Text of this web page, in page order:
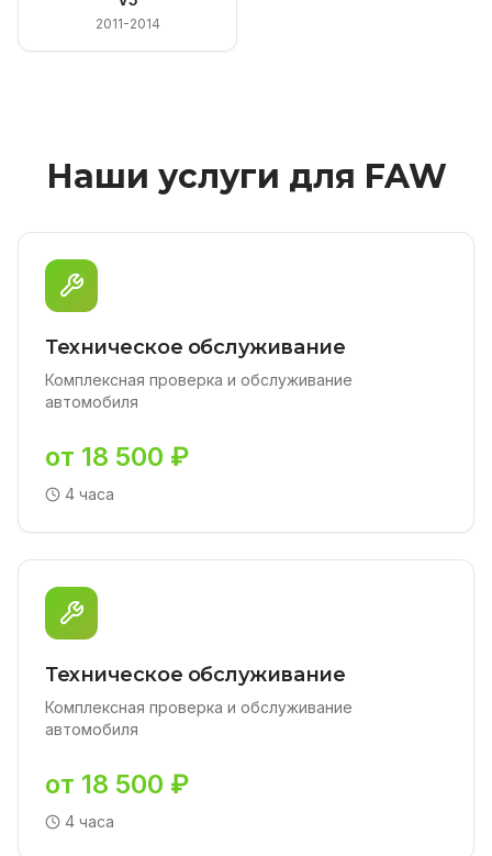
2011-2014
Наши услуги для FAW
Техническое обслуживание
Комплексная проверка и обслуживание
автомобиля
от 18 500 ₽
4 часа
Техническое обслуживание
Комплексная проверка и обслуживание
автомобиля
от 18 500 ₽
4 часа